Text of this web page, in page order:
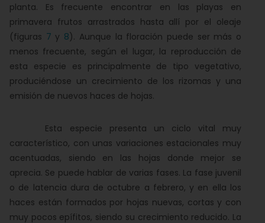
planta. Es frecuente encontrar en las playas en
primavera frutos arrastrados hasta allí por el oleaje
(figuras 7 y 8). Aunque la floración puede ser más o
menos frecuente, según el lugar, la reproducción de
esta especie es principalmente de tipo vegetativo,
produciéndose un crecimiento de los rizomas y una
emisión de nuevos haces de hojas.
Esta especie presenta un ciclo vital muy
característico, con unas variaciones estacionales muy
acentuadas, siendo en las hojas donde mejor se
aprecia. Se puede hablar de varias fases. La fase juvenil
o de latencia dura de octubre a febrero, y en ella los
haces están formados por hojas nuevas, cortas y con
muy pocos epífitos, siendo su crecimiento reducido. La